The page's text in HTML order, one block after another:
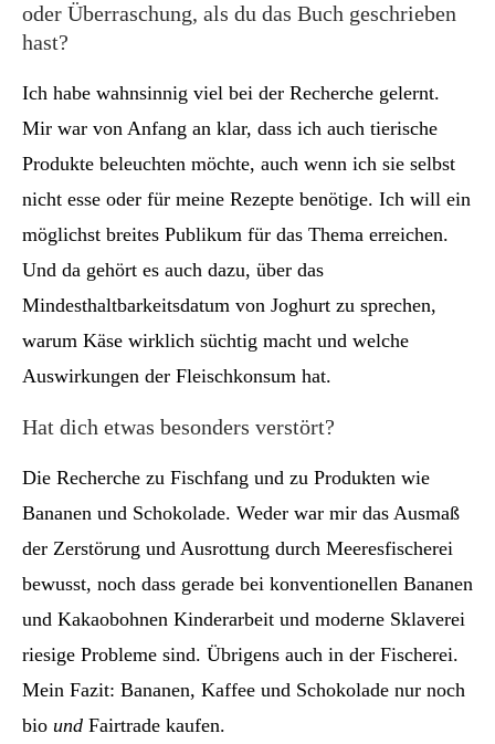
oder Überraschung, als du das Buch geschrieben
hast?
Ich habe wahnsinnig viel bei der Recherche gelernt.
Mir war von Anfang an klar, dass ich auch tierische
Produkte beleuchten möchte, auch wenn ich sie selbst
nicht esse oder für meine Rezepte benötige. Ich will ein
möglichst breites Publikum für das Thema erreichen.
Und da gehört es auch dazu, über das
Mindesthaltbarkeitsdatum von Joghurt zu sprechen,
warum Käse wirklich süchtig macht und welche
Auswirkungen der Fleischkonsum hat.
Hat dich etwas besonders verstört?
Die Recherche zu Fischfang und zu Produkten wie
Bananen und Schokolade. Weder war mir das Ausmaß
der Zerstörung und Ausrottung durch Meeresfischerei
bewusst, noch dass gerade bei konventionellen Bananen
und Kakaobohnen Kinderarbeit und moderne Sklaverei
riesige Probleme sind. Übrigens auch in der Fischerei.
Mein Fazit: Bananen, Kaffee und Schokolade nur noch
bio und Fairtrade kaufen.